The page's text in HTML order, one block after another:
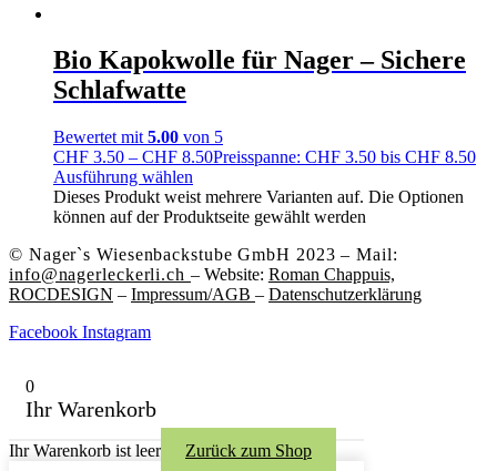
Bio Kapokwolle für Nager – Sichere
Schlafwatte
Bewertet mit 5.00 von 5
CHF 3.50 – CHF 8.50Preisspanne: CHF 3.50 bis CHF 8.50
Ausführung wählen
Dieses Produkt weist mehrere Varianten auf. Die Optionen
können auf der Produktseite gewählt werden
© Nager`s Wiesenbackstube GmbH 2023 – Mail:
info@nagerleckerli.ch – Website: Roman Chappuis,
ROCDESIGN – Impressum/AGB – Datenschutzerklärung
Facebook Instagram
0
Ihr Warenkorb
Ihr Warenkorb ist leer Zurück zum Shop